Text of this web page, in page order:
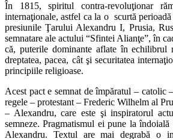
În 1815, spiritul contra-revoluţionar
internaţionale, astfel ca la o scurtă
presiunile Ţarului Alexandru I, Prusia,
semnatare ale actului “Sfintei Alianţe”, în
că, puterile dominante aflate în echilibrul
dreptatea, pacea, cât şi securitatea
principiile religioase.
Acest pact e semnat de împăratul – catolic
regele – protestant – Frederic Wilhelm al
– Alexandru, care este şi inspiratorul
semneze. Pragmatismul ei pune la
Alexandru. Textul are mai degrabă o